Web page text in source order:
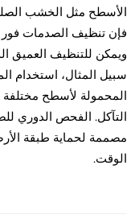
الأسطح مثل الخشب الصلب
فإن تنظيف الصدمات فور
ويمكن للتنظيف العميق
سبيل المثال، استخدام
المحمولة لأسطح
التآكل. الفحص الدوري
مصممة لحماية طبقة
الوقت.